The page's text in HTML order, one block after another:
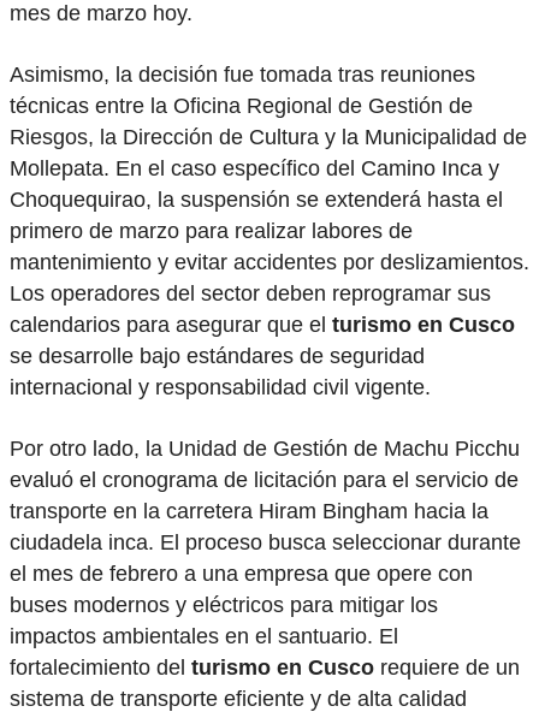
mes de marzo hoy.
Asimismo, la decisión fue tomada tras reuniones
técnicas entre la Oficina Regional de Gestión de
Riesgos, la Dirección de Cultura y la Municipalidad de
Mollepata. En el caso específico del Camino Inca y
Choquequirao, la suspensión se extenderá hasta el
primero de marzo para realizar labores de
mantenimiento y evitar accidentes por deslizamientos.
Los operadores del sector deben reprogramar sus
calendarios para asegurar que el turismo en Cusco
se desarrolle bajo estándares de seguridad
internacional y responsabilidad civil vigente.
Por otro lado, la Unidad de Gestión de Machu Picchu
evaluó el cronograma de licitación para el servicio de
transporte en la carretera Hiram Bingham hacia la
ciudadela inca. El proceso busca seleccionar durante
el mes de febrero a una empresa que opere con
buses modernos y eléctricos para mitigar los
impactos ambientales en el santuario. El
fortalecimiento del turismo en Cusco requiere de un
sistema de transporte eficiente y de alta calidad